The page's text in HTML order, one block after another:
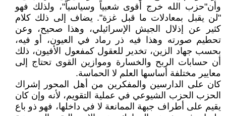
وأن"حزب الله خرج أقوى شعبياً وسياسياً"، ولذلك فهو
"لن يقبل بمعادلات ما قبل غزة". يضاف إلى ذلك كلام
كثير عن إذلال الجيش الإسرائيلي، وهذا صحيح، وعن
تحطيم صورته وهذا فيه ذر رماد في العيون، أو فيه،
بحسب جهاد الزين، تخدير للعقول كمفعول الأفيون، ذلك
أن حسابات الربح والخسارة وموازين القوى تحتاج إلى
معايير مختلفة أساسها العلم لا الحماسة.
كان على الدارسين والمفكرين من أهل المحور إشراك
الحزب الحزب الشيوعي في عملية التقويم، لأنه وإن كان
يقيم على أطراف جبهة الممانعة لا في داخلها، فهو ذو باع